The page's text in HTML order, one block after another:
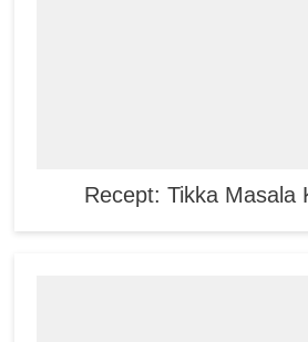
Recept: Tikka Masala